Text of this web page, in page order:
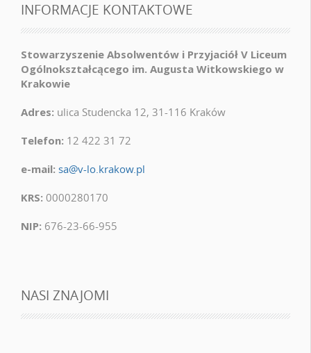
INFORMACJE KONTAKTOWE
Stowarzyszenie Absolwentów i Przyjaciół V Liceum
Ogólnokształcącego im. Augusta Witkowskiego w
Krakowie
Adres: ulica Studencka 12, 31-116 Kraków
Telefon: 12 422 31 72
e-mail: sa@v-lo.krakow.pl
KRS: 0000280170
NIP: 676-23-66-955
NASI ZNAJOMI